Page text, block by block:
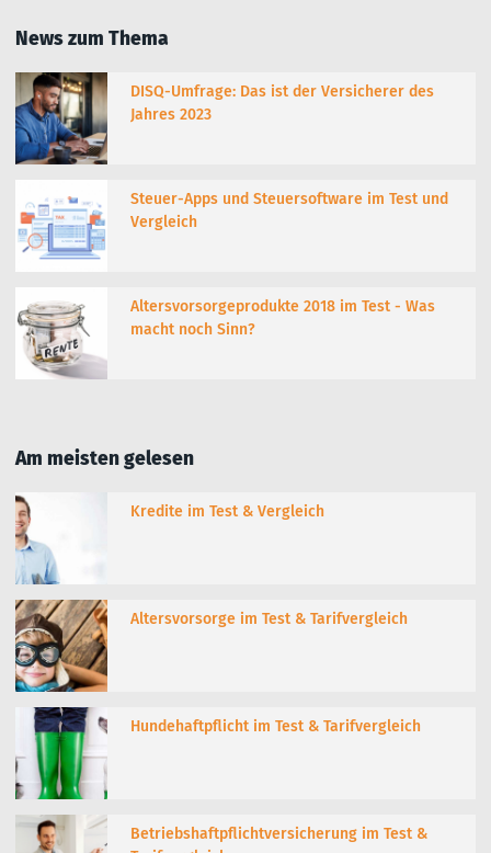
News zum Thema
DISQ-Umfrage: Das ist der Versicherer des
Jahres 2023
Steuer-Apps und Steuersoftware im Test und
Vergleich
Altersvorsorgeprodukte 2018 im Test - Was
macht noch Sinn?
Am meisten gelesen
Kredite im Test & Vergleich
Altersvorsorge im Test & Tarifvergleich
Hundehaftpflicht im Test & Tarifvergleich
Betriebshaftpflichtversicherung im Test &